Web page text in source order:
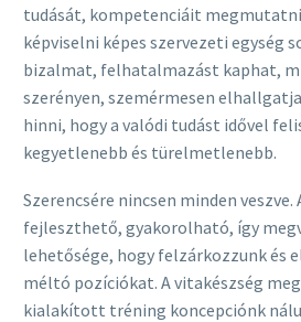
tudását, kompetenciáit megmutatni
képviselni képes szervezeti egység
bizalmat, felhatalmazást kaphat,
szerényen, szemérmesen
hinni, hogy a valódi tudást idővel
kegyetlenebb és türelmetlenebb.
Szerencsére nincsen minden veszve.
fejleszthető, gyakorolható, így
lehetősége, hogy felzárkozzunk és
méltó pozíciókat. A vitakészség
kialakított tréning koncepciónk